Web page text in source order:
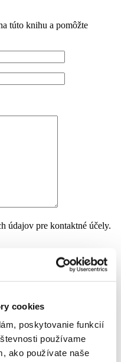
cookies
poskytovanie funkcií
používame
ako používate naše
túto knihu a pomôžte
údajov pre kontaktné účely.